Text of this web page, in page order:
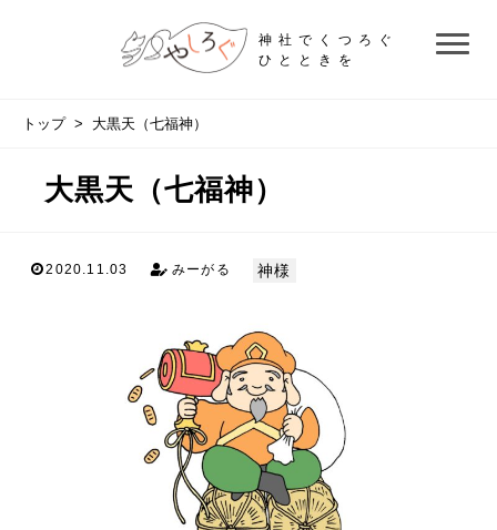
神社でくつろぐ
ひとときを
トップ> 大黒天（七福神）
大黒天（七福神）
2020.11.03 みーがる 神様